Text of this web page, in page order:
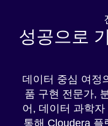
성공으로
데이터 중심 여정
품 구현 전문가,
어, 데이터 과학
통해 Cloudera 플